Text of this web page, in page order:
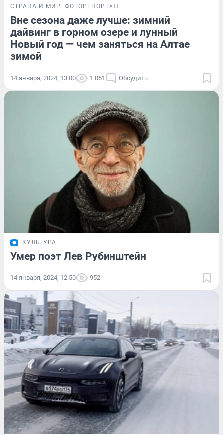
СТРАНА И МИР ФОТОРЕПОРТАЖ
Вне сезона даже лучше: зимний
дайвинг в горном озере и лунный
Новый год — чем заняться на Алтае
зимой
14 января, 2024, 13:00 1 051 Обсудить
КУЛЬТУРА
Умер поэт Лев Рубинштейн
14 января, 2024, 12:50 952